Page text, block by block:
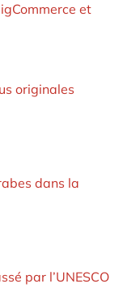
et
originales
dans la
par l’UNESCO